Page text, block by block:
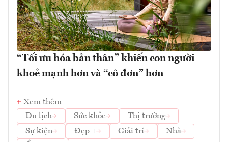
“Tối ưu hóa bản thân” khiến con người
khoẻ mạnh hơn và “cô đơn” hơn
Xem thêm
Du lịch
Sức khỏe
Thị trường
Sự kiện
Đẹp + Giải trí
Nhà